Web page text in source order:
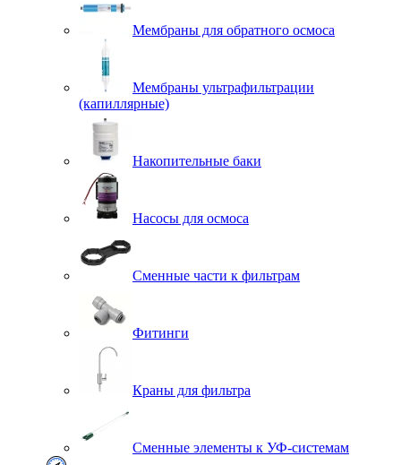
Мембраны для обратного осмоса
Мембраны ультрафильтрации
(капиллярные)
Накопительные баки
Насосы для осмоса
Сменные части к фильтрам
Фитинги
Краны для фильтра
Сменные элементы к УФ-системам